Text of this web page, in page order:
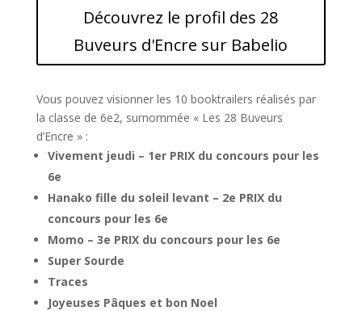
Découvrez le profil des 28
Buveurs d'Encre sur Babelio
Vous pouvez visionner les 10 booktrailers réalisés par
la classe de 6e2, surnommée « Les 28 Buveurs
d’Encre » :
Vivement jeudi – 1er PRIX du concours pour les
6e
Hanako fille du soleil levant – 2e PRIX du
concours pour les 6e
Momo – 3e PRIX du concours pour les 6e
Super Sourde
Traces
Joyeuses Pâques et bon Noel